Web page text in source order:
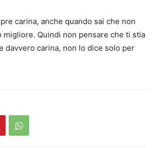
carina, anche quando sai che non
migliore. Quindi non pensare che ti stia
davvero carina, non lo dice solo per